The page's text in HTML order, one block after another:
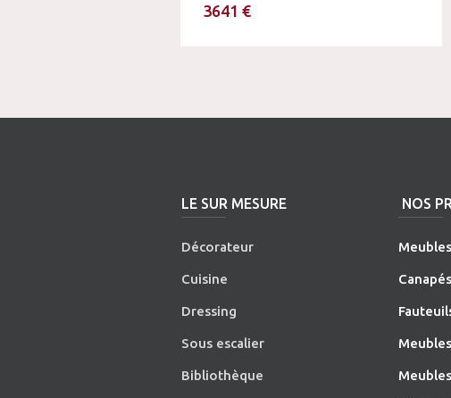
3641 €
LE SUR MESURE
Décorateur
Cuisine
Dressing
Sous escalier
Bibliothèque
NOS
Canapés